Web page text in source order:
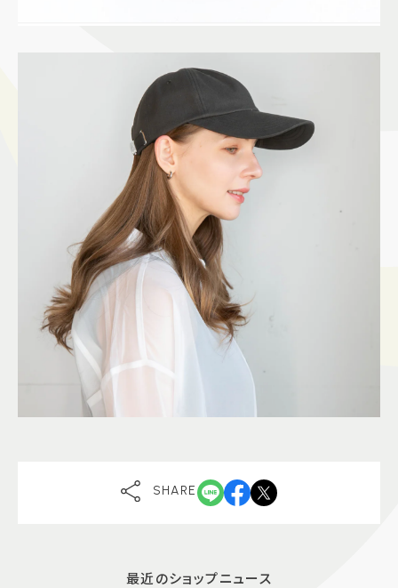
SHARE
最近のショップニュース